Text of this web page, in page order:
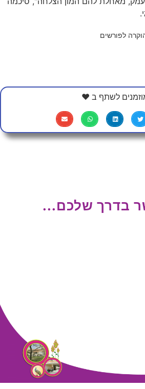
לפורשים
לשתף ב ❤
בדרך שלכם...